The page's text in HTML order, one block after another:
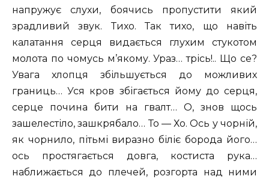
напружує слухи, боячись пропустити який
зрадливий звук. Тихо. Так тихо, що навіть
калатання серця видається глухим стукотом
молота по чомусь м’якому. Ураз… трісь!.. Що се?
Увага хлопця збільшується до можливих
границь… Уся кров збігається йому до серця,
серце почина бити на гвалт… О, знов щось
зашелестіло, зашкрябало… То — Хо. Ось у чорній,
як чорнило, пітьмі виразно біліє борода його…
ось простягається довга, костиста рука…
наближається до плечей, розгорта над ними